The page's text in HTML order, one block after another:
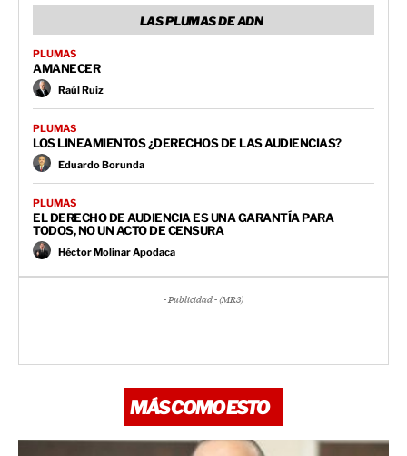
LAS PLUMAS DE ADN
PLUMAS
AMANECER
Raúl Ruiz
PLUMAS
LOS LINEAMIENTOS ¿DERECHOS DE LAS AUDIENCIAS?
Eduardo Borunda
PLUMAS
EL DERECHO DE AUDIENCIA ES UNA GARANTÍA PARA
TODOS, NO UN ACTO DE CENSURA
Héctor Molinar Apodaca
- Publicidad - (MR3)
MÁS COMO ESTO